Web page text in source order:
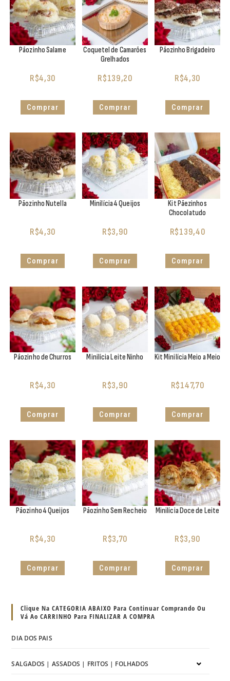
Pãozinho Salame
R$4,30
Comprar
Coquetel de Camarões
Grelhados
R$139,20
Comprar
Pãozinho Brigadeiro
R$4,30
Comprar
Pãozinho Nutella
R$4,30
Comprar
Minilícia 4 Queijos
R$3,90
Comprar
Kit Pãezinhos
Chocolatudo
R$139,40
Comprar
Pãozinho de Churros
R$4,30
Comprar
Minilícia Leite Ninho
R$3,90
Comprar
Kit Minilícia Meio a Meio
R$147,70
Comprar
Pãozinho 4 Queijos
R$4,30
Comprar
Pãozinho Sem Recheio
R$3,70
Comprar
Minilícia Doce de Leite
R$3,90
Comprar
Clique Na CATEGORIA ABAIXO Para Continuar Comprando Ou
Vá Ao CARRINHO Para FINALIZAR A COMPRA
DIA DOS PAIS
SALGADOS | ASSADOS | FRITOS | FOLHADOS